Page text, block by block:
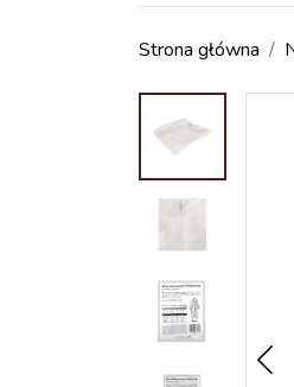
Strona główna